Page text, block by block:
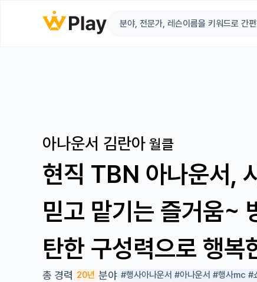
아나운서 김란아 월클
현직 TBN 아나운서,
믿고 맡기는 즐거움~
탄한 구성력으로 행복
총 경력 20년 분야 #행사아나운서 #아나운서 #행사mc #